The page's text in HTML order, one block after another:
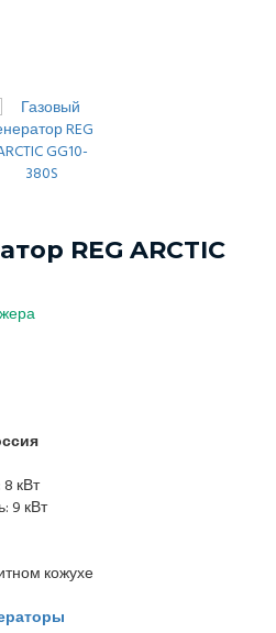
REG ARCTIC
кВт
9 кВт
кожухе